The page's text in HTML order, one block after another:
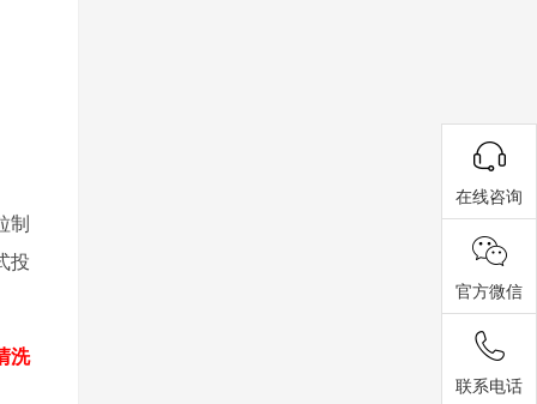
制
投
洗
在线咨询
官方微信
联系电话